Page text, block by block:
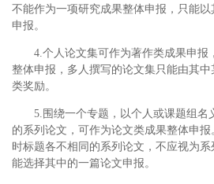
不能作为一项研究成果整体申报，只能
申报。
4.个人论文集可作为著作类成果申报
整体申报，多人撰写的论文集只能由其
类奖励。
5.围绕一个专题，以个人或课题组名
的系列论文，可作为论文类成果整体申
时标题各不相同的系列论文，不应视为
能选择其中的一篇论文申报。